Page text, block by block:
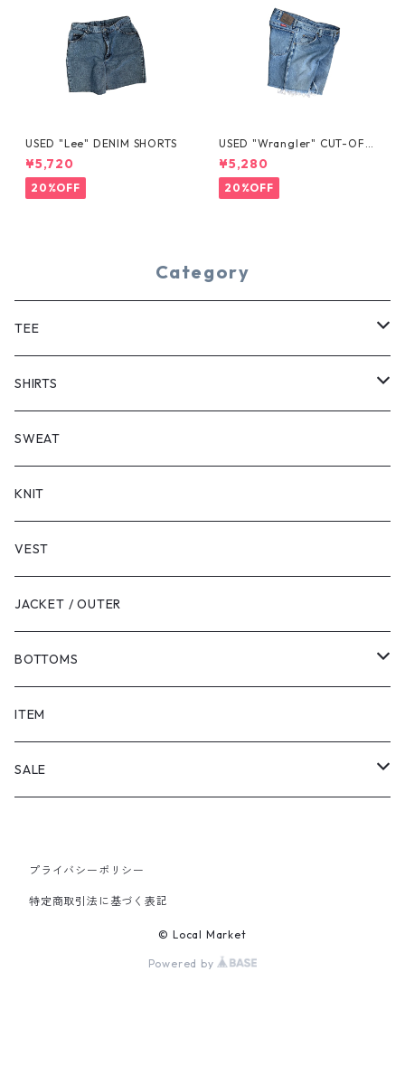
USED "Lee" DENIM SHORTS
¥5,720
20%OFF
USED "Wrangler" CUT-OFF
DENIM SHORTS
¥5,280
20%OFF
Category
TEE
SHORT SLEEVE
LONG SLEEVE
SHIRTS
SHORT SLEEVE
LONG SLEEVE
SWEAT
KNIT
VEST
JACKET / OUTER
BOTTOMS
SHORTS
PANTS
ITEM
SALE
PANTS
プライバシーポリシー
特定商取引法に基づく表記
© Local Market
Powered by